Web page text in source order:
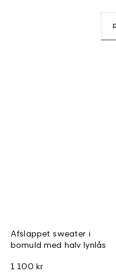
Afslappet sweater i
bomuld med halv lynlås
1 100 kr